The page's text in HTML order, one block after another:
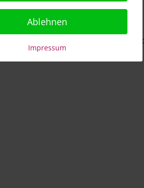
Lebens- u. Sozialberaterin
Ablehnen
Impressum